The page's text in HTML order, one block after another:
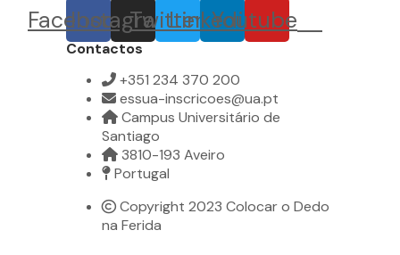
Facebook
Instagram
TwitterLinkedin
Youtube
Contactos
+351 234 370 200
essua-inscricoes@ua.pt
Campus Universitário de
Santiago
3810-193 Aveiro
Portugal
Copyright 2023 Colocar o Dedo
na Ferida